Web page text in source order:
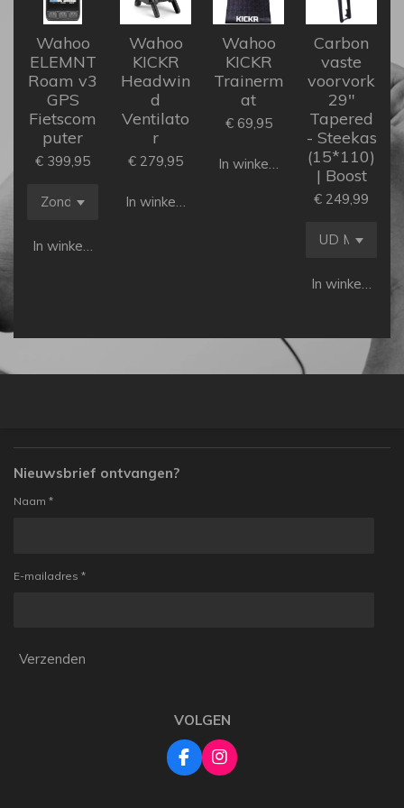
Wahoo
ELEMNT
Roam v3
GPS
Fietscom
puter
€ 399,95
In winkelwagen
Wahoo
KICKR
Headwin
d
Ventilato
r
€ 279,95
In winkelwagen
Wahoo
KICKR
Trainerm
at
€ 69,95
In winkelwagen
Carbon
vaste
voorvork
29"
Tapered
- Steekas
(15*110)
| Boost
€ 249,99
In
Nieuwsbrief ontvangen?
Naam *
E-mailadres *
Verzenden
VOLGEN
F
a
I
n